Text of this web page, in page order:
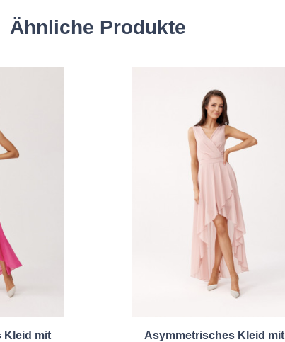
Ähnliche Produkte
Kleid mit
Asymmetrisches Kleid mit